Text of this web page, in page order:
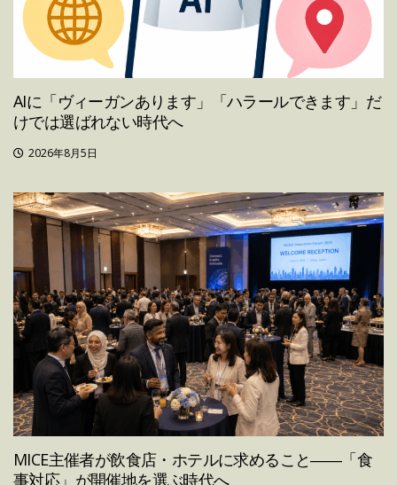
AIに「ヴィーガンあります」「ハラールできます」だ
けでは選ばれない時代へ
2026年8月5日
MICE主催者が飲食店・ホテルに求めること――「食
事対応」が開催地を選ぶ時代へ